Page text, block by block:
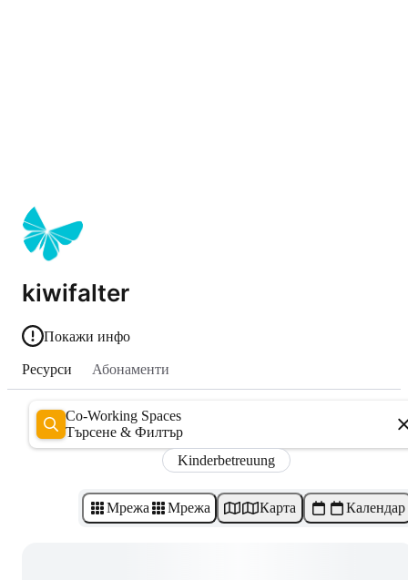
kiwifalter
Покажи инфо
Ресурси Абонаменти
Co-Working Spaces
Търсене & Филтър
Kinderbetreuung
Мрежа Мрежа Карта Календар